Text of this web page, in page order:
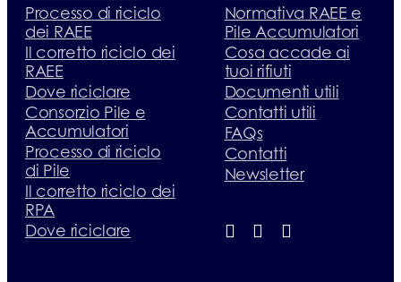
Processo di riciclo
dei RAEE
Il corretto riciclo dei
RAEE
Dove riciclare
Consorzio Pile e
Accumulatori
Processo di riciclo
di Pile
Il corretto riciclo dei
RPA
Dove riciclare
Normativa RAEE e
Pile Accumulatori
Cosa accade ai
tuoi rifiuti
Documenti utili
Contatti utili
FAQs
Contatti
Newsletter